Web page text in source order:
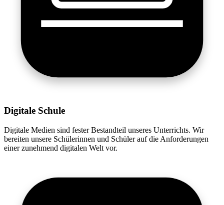
Digitale Schule
Digitale Medien sind fester Bestandteil unseres Unterrichts. Wir
bereiten unsere Schülerinnen und Schüler auf die Anforderungen
einer zunehmend digitalen Welt vor.